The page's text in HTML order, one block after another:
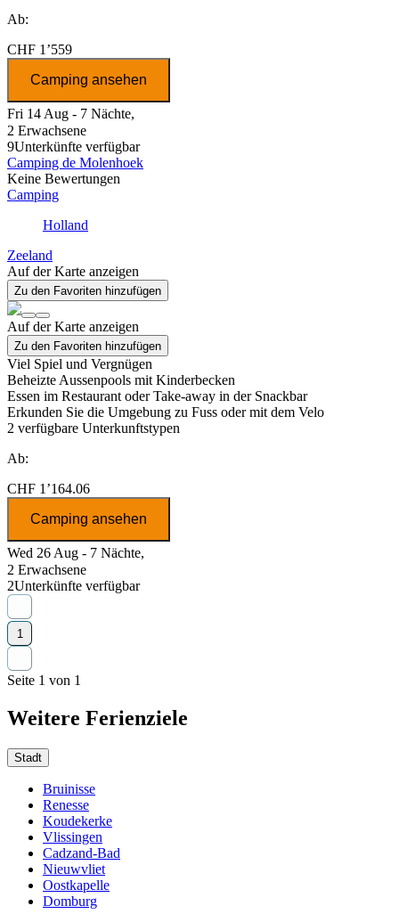
Ab:
CHF 1’559
Camping ansehen
Fri 14 Aug - 7 Nächte,
2 Erwachsene
9Unterkünfte verfügbar
Camping de Molenhoek
Keine Bewertungen
Camping
Holland
Zeeland
Auf der Karte anzeigen
Zu den Favoriten hinzufügen
Auf der Karte anzeigen
Zu den Favoriten hinzufügen
Viel Spiel und Vergnügen
Beheizte Aussenpools mit Kinderbecken
Essen im Restaurant oder Take-away in der Snackbar
Erkunden Sie die Umgebung zu Fuss oder mit dem Velo
2 verfügbare Unterkunftstypen
Ab:
CHF 1’164.06
Camping ansehen
Wed 26 Aug - 7 Nächte,
2 Erwachsene
2Unterkünfte verfügbar
1
Seite 1 von 1
Weitere Ferienziele
Stadt
Bruinisse
Renesse
Koudekerke
Vlissingen
Cadzand-Bad
Nieuwvliet
Oostkapelle
Domburg